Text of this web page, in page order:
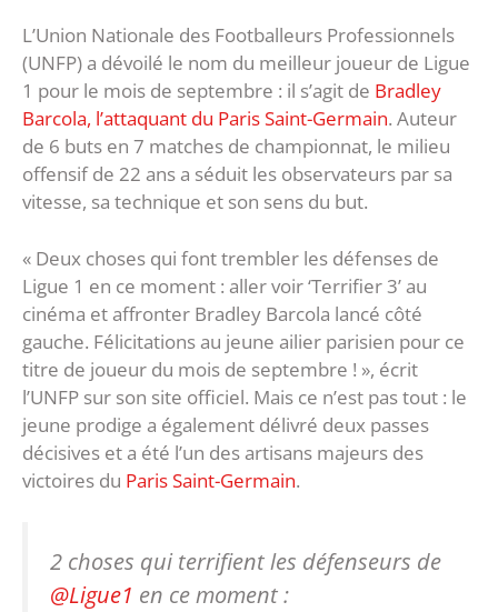
L’Union Nationale des Footballeurs Professionnels
(UNFP) a dévoilé le nom du meilleur joueur de Ligue
1 pour le mois de septembre : il s’agit de Bradley
Barcola, l’attaquant du Paris Saint-Germain. Auteur
de 6 buts en 7 matches de championnat, le milieu
offensif de 22 ans a séduit les observateurs par sa
vitesse, sa technique et son sens du but.
« Deux choses qui font trembler les défenses de
Ligue 1 en ce moment : aller voir ‘Terrifier 3’ au
cinéma et affronter Bradley Barcola lancé côté
gauche. Félicitations au jeune ailier parisien pour ce
titre de joueur du mois de septembre ! », écrit
l’UNFP sur son site officiel. Mais ce n’est pas tout : le
jeune prodige a également délivré deux passes
décisives et a été l’un des artisans majeurs des
victoires du Paris Saint-Germain.
2 choses qui terrifient les défenseurs de
@Ligue1 en ce moment :